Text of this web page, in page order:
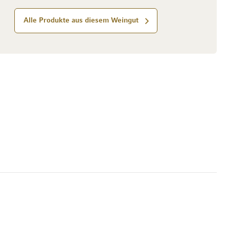
Alle Produkte aus diesem Weingut